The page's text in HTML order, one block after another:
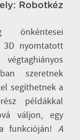
Robotkéz
önkéntesei
3D nyomtatott
szeretnek
segíthetnek a
példákkal
váljon, egy
funkcióján! A